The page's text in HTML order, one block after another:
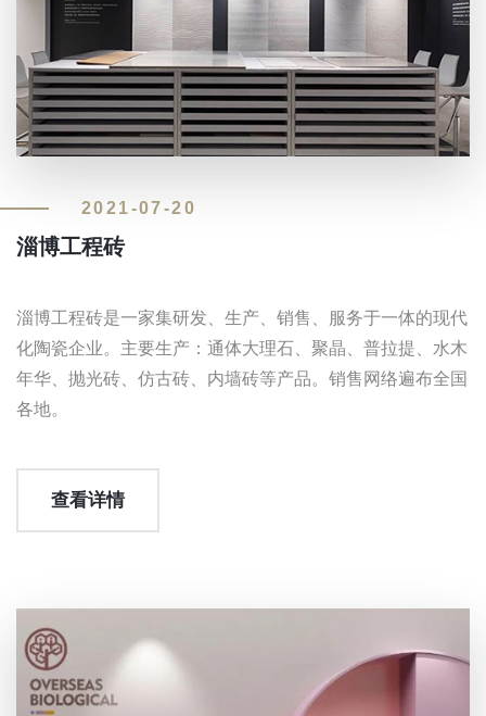
2021-07-20
淄博工程砖
淄博工程砖是一家集研发、生产、销售、服务于一体的现代
化陶瓷企业。主要生产：通体大理石、聚晶、普拉提、水木
年华、抛光砖、仿古砖、内墙砖等产品。销售网络遍布全国
各地。
查看详情